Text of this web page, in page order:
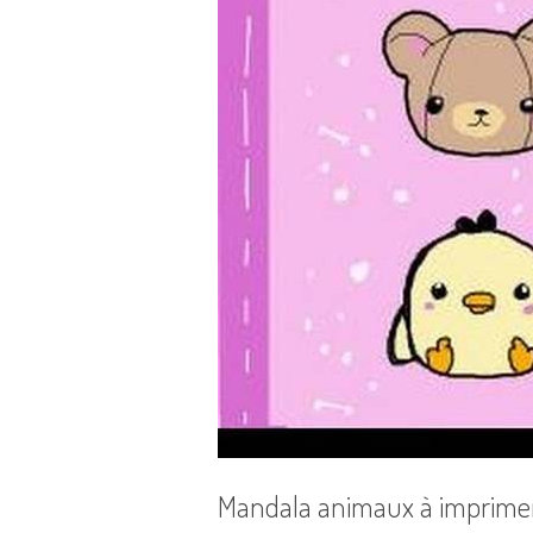
Mandala animaux à